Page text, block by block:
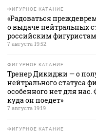
ФИГУРНОЕ КАТАНИЕ
«Радоваться
о выдаче нейтральных
российским фигуристам
7 августа 19:52
ФИГУРНОЕ КАТАНИЕ
Тренер Дикиджи — о
нейтрального статуса
особенного нет для
куда он поедет»
7 августа 19:19
ФИГУРНОЕ КАТАНИЕ